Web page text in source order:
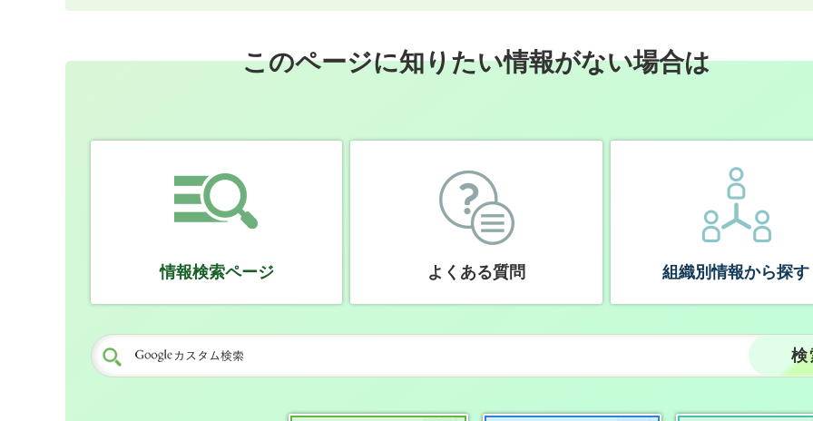
このページに知りたい情報がない場合は
情報検索ページ よくある質問 組織別情報から探す